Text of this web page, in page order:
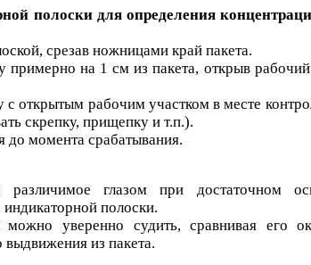
полоски для определения
срезав ножницами край пакета.
на 1 см из пакета, открыв рабочий
открытым рабочим участком в месте
скрепку, прищепку и т.п.).
до момента срабатывания.
различимое глазом при достаточном
полоски.
уверенно судить, сравнивая его
выдвижения из пакета.